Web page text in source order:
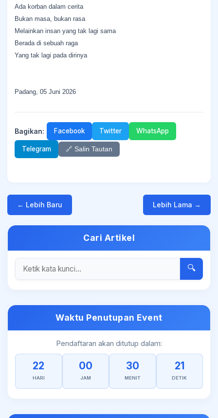
Ada korban dalam cerita
Bukan masa, bukan rasa
Melainkan insan yang tak lagi sama
Berada di sebuah raga
Yang tak lagi pada dirinya
Padang, 05 Juni 2026
Bagikan: Facebook Twitter WhatsApp
Telegram 🔗 Salin Tautan
← Lebih Baru Lebih Lama →
Cari Artikel
🔍
Waktu Penutupan Event
Pendaftaran akan ditutup dalam:
22
HARI
00
JAM
30
MENIT
20
DETIK